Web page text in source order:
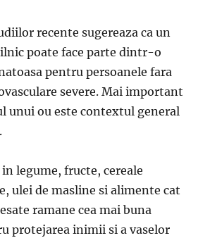
recente sugereaza ca un
poate face parte dintr-o
pentru persoanele fara
severe. Mai important
unui ou este contextul general
legume, fructe, cereale
ulei de masline si alimente cat
ramane cea mai buna
protejarea inimii si a vaselor